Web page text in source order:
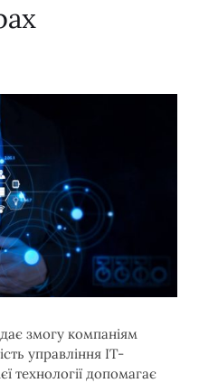
дає змогу компаніям
управління IT-
технології допомагає